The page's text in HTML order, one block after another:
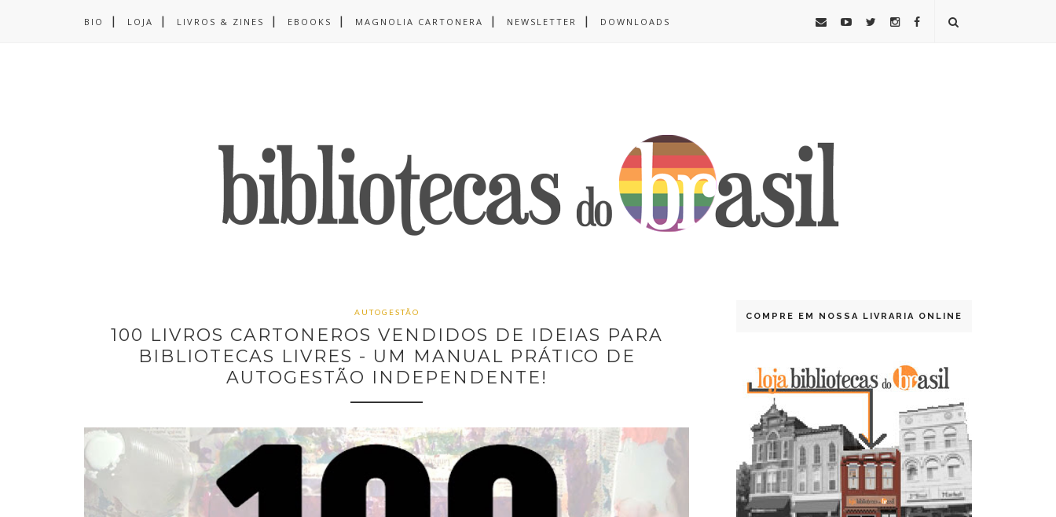
BIO LOJA LIVROS & ZINES EBOOKS MAGNOLIA CARTONERA NEWSLETTER DOWNLOADS
AUTOGESTÃO
100 LIVROS CARTONEROS VENDIDOS DE IDEIAS PARA
BIBLIOTECAS LIVRES - UM MANUAL PRÁTICO DE
AUTOGESTÃO INDEPENDENTE!
COMPRE EM NOSSA LIVRARIA ONLINE